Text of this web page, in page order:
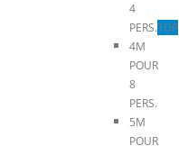
4
PERS.TOP
4M
POUR
8
PERS.
5M
POUR